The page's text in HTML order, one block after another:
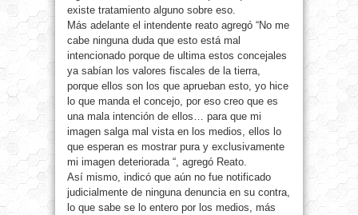
existe tratamiento alguno sobre eso.
Más adelante el intendente reato agregó “No me
cabe ninguna duda que esto está mal
intencionado porque de ultima estos concejales
ya sabían los valores fiscales de la tierra,
porque ellos son los que aprueban esto, yo hice
lo que manda el concejo, por eso creo que es
una mala intención de ellos… para que mi
imagen salga mal vista en los medios, ellos lo
que esperan es mostrar pura y exclusivamente
mi imagen deteriorada “, agregó Reato.
Así mismo, indicó que aún no fue notificado
judicialmente de ninguna denuncia en su contra,
lo que sabe se lo entero por los medios, más